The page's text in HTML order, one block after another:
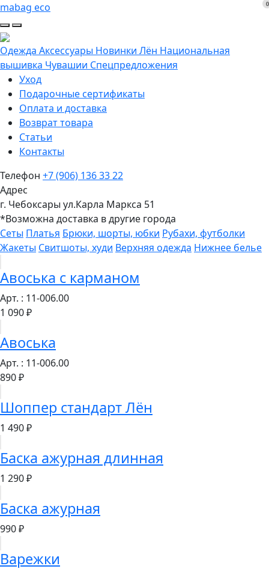
mabag eco
Одежда Аксессуары Новинки Лён Национальная
вышивка Чувашии Спецпредложения
Уход
Подарочные сертификаты
Оплата и доставка
Возврат товара
Статьи
Контакты
Телефон +7 (906) 136 33 22
Адрес
г. Чебоксары ул.Карла Маркса 51
*Возможна доставка в другие города
Сеты Платья Брюки, шорты, юбки Рубахи, футболки
Жакеты Свитшоты, худи Верхняя одежда Нижнее белье
Авоська с карманом
Арт. : 11-006.00
1 090 ₽
Авоська
Арт. : 11-006.00
890 ₽
Шоппер стандарт Лён
1 490 ₽
Баска ажурная длинная
1 290 ₽
Баска ажурная
990 ₽
Варежки
0